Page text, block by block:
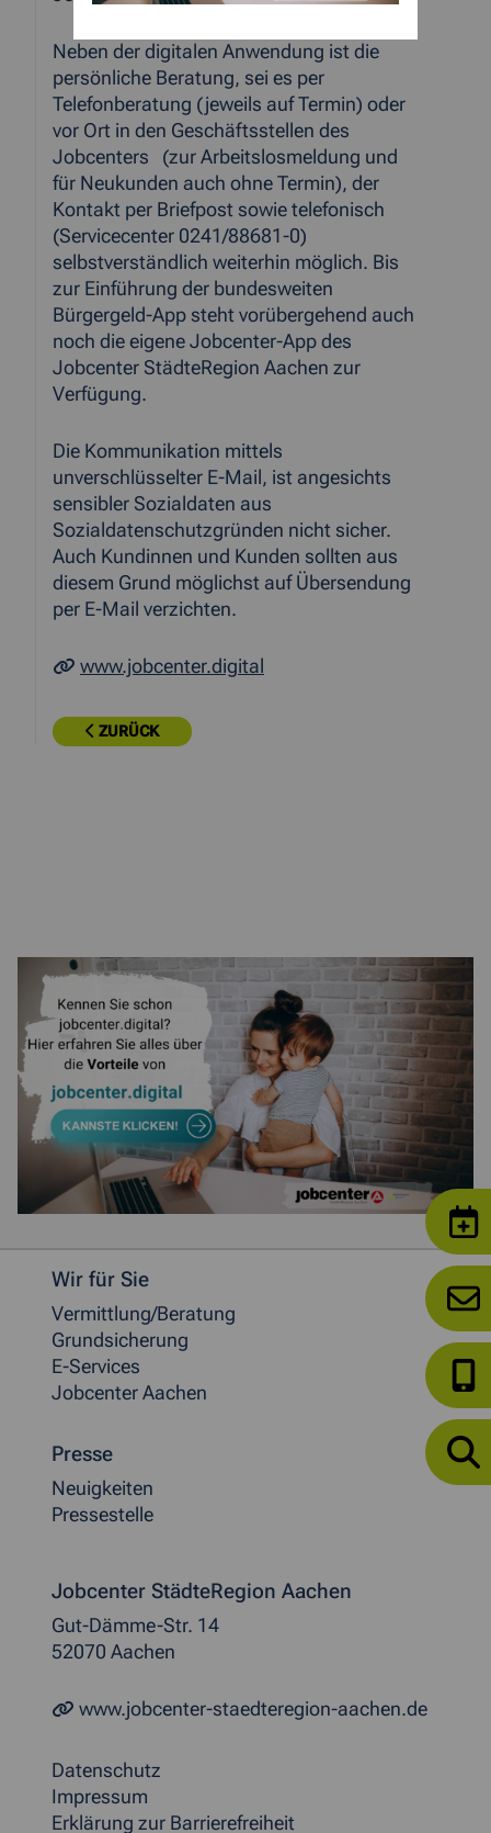
Neben der digitalen Anwendung ist die
persönliche Beratung, sei es per
Telefonberatung (jeweils auf Termin) oder
vor Ort in den Geschäftsstellen des
Jobcenters (zur Arbeitslosmeldung und
für Neukunden auch ohne Termin), der
Kontakt per Briefpost sowie telefonisch
(Servicecenter 0241/88681-0)
selbstverständlich weiterhin möglich. Bis
zur Einführung der bundesweiten
Bürgergeld-App steht vorübergehend auch
noch die eigene Jobcenter-App des
Jobcenter StädteRegion Aachen zur
Verfügung.
Die Kommunikation mittels
unverschlüsselter E-Mail, ist angesichts
sensibler Sozialdaten aus
Sozialdatenschutzgründen nicht sicher.
Auch Kundinnen und Kunden sollten aus
diesem Grund möglichst auf Übersendung
per E-Mail verzichten.
www.jobcenter.digital
ZURÜCK
Weitere allgemeine Informationen
Wir für Sie
Vermittlung/Beratung
Grundsicherung
E-Services
Jobcenter Aachen
Presse
Neuigkeiten
Pressestelle
Jobcenter StädteRegion Aachen
Gut-Dämme-Str. 14
52070 Aachen
www.jobcenter-staedteregion-aachen.de
Datenschutz
Impressum
Erklärung zur Barrierefreiheit